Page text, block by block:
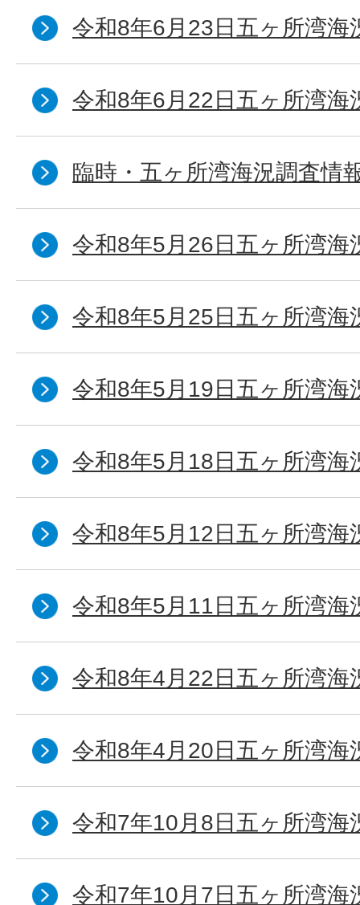
令和8年6月23日五ヶ所湾海
令和8年6月22日五ヶ所湾海
臨時・五ヶ所湾海況調査情
令和8年5月26日五ヶ所湾海
令和8年5月25日五ヶ所湾海
令和8年5月19日五ヶ所湾海
令和8年5月18日五ヶ所湾海
令和8年5月12日五ヶ所湾海
令和8年5月11日五ヶ所湾海
令和8年4月22日五ヶ所湾海
令和8年4月20日五ヶ所湾海
令和7年10月8日五ヶ所湾海
令和7年10月7日五ヶ所湾海